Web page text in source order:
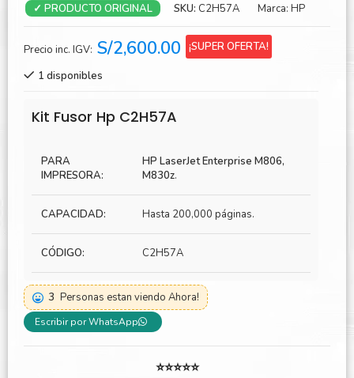
✓ PRODUCTO ORIGINAL SKU: C2H57A Marca: HP
Precio inc. IGV: S/2,600.00 ¡SUPER OFERTA!
1 disponibles
Kit Fusor Hp C2H57A
PARA
IMPRESORA:
HP LaserJet Enterprise M806,
M830z.
CAPACIDAD: Hasta 200,000 páginas.
CÓDIGO: C2H57A
3 Personas estan viendo Ahora!
Escribir por WhatsApp
⭐⭐⭐⭐⭐